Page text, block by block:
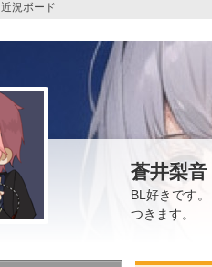
近況ボード
蒼井梨音
BL好きです
つきます。